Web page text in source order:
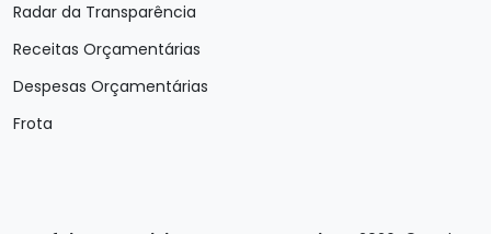
Radar da Transparência
Receitas Orçamentárias
Despesas Orçamentárias
Frota